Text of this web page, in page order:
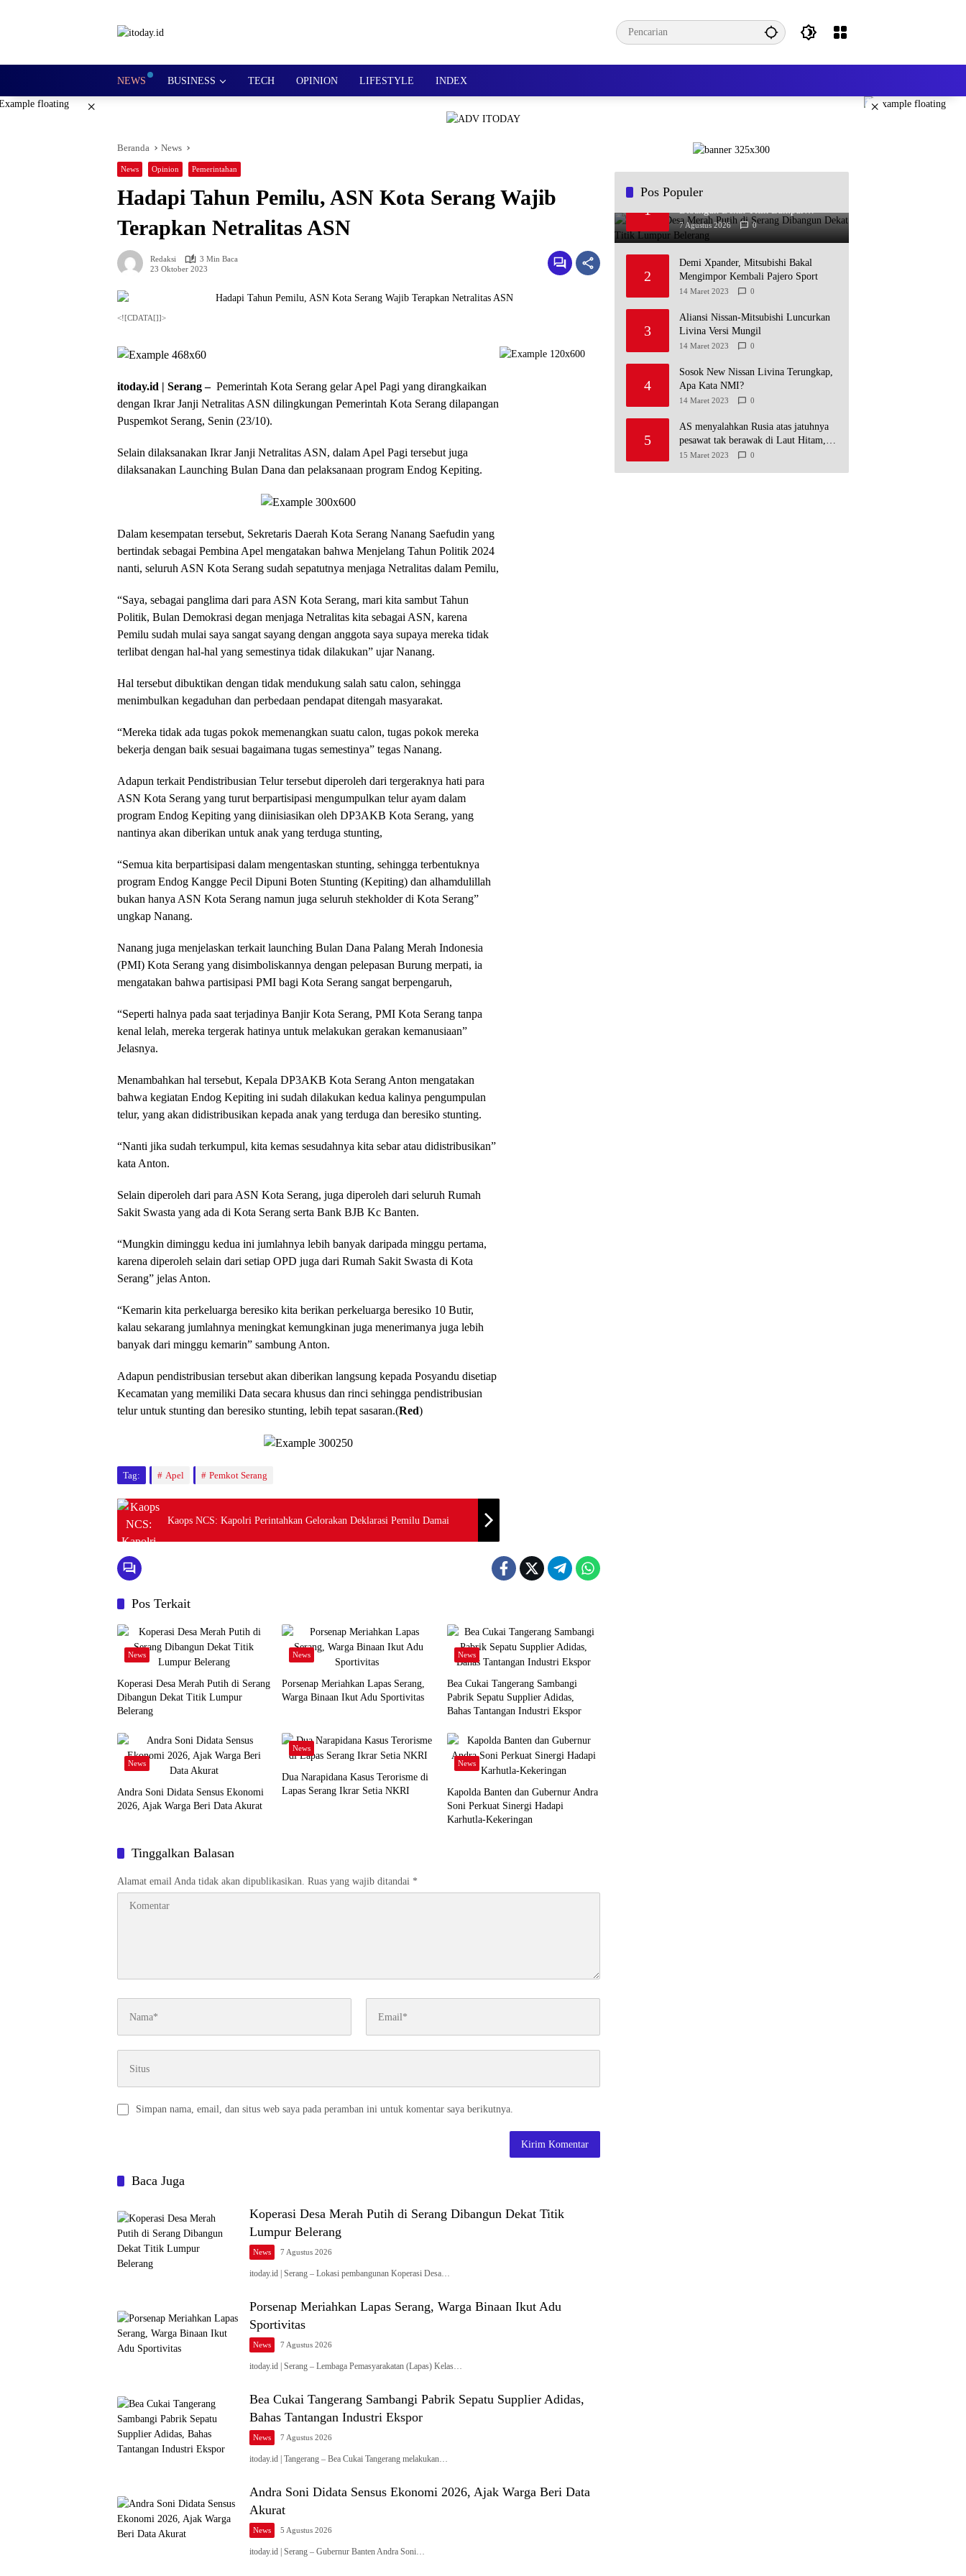
NEWS BUSINESS TECH OPINION LIFESTYLE INDEX
× ×
Beranda News
News Opinion Pemerintahan
Hadapi Tahun Pemilu, ASN Kota Serang Wajib
Terapkan Netralitas ASN
Redaksi
3 Min Baca
23 Oktober 2023
<![CDATA[]]>
itoday.id | Serang – Pemerintah Kota Serang gelar Apel Pagi yang dirangkaikan
dengan Ikrar Janji Netralitas ASN dilingkungan Pemerintah Kota Serang dilapangan
Puspemkot Serang, Senin (23/10).
Selain dilaksanakan Ikrar Janji Netralitas ASN, dalam Apel Pagi tersebut juga
dilaksanakan Launching Bulan Dana dan pelaksanaan program Endog Kepiting.
Dalam kesempatan tersebut, Sekretaris Daerah Kota Serang Nanang Saefudin yang
bertindak sebagai Pembina Apel mengatakan bahwa Menjelang Tahun Politik 2024
nanti, seluruh ASN Kota Serang sudah sepatutnya menjaga Netralitas dalam Pemilu,
“Saya, sebagai panglima dari para ASN Kota Serang, mari kita sambut Tahun
Politik, Bulan Demokrasi degan menjaga Netralitas kita sebagai ASN, karena
Pemilu sudah mulai saya sangat sayang dengan anggota saya supaya mereka tidak
terlibat dengan hal-hal yang semestinya tidak dilakukan” ujar Nanang.
Hal tersebut dibuktikan dengan tidak mendukung salah satu calon, sehingga
menimbulkan kegaduhan dan perbedaan pendapat ditengah masyarakat.
“Mereka tidak ada tugas pokok memenangkan suatu calon, tugas pokok mereka
bekerja dengan baik sesuai bagaimana tugas semestinya” tegas Nanang.
Adapun terkait Pendistribusian Telur tersebut diperoleh dari tergeraknya hati para
ASN Kota Serang yang turut berpartisipasi mengumpulkan telur ayam dalam
program Endog Kepiting yang diinisiasikan oleh DP3AKB Kota Serang, yang
nantinya akan diberikan untuk anak yang terduga stunting,
“Semua kita berpartisipasi dalam mengentaskan stunting, sehingga terbentuknya
program Endog Kangge Pecil Dipuni Boten Stunting (Kepiting) dan alhamdulillah
bukan hanya ASN Kota Serang namun juga seluruh stekholder di Kota Serang”
ungkap Nanang.
Nanang juga menjelaskan terkait launching Bulan Dana Palang Merah Indonesia
(PMI) Kota Serang yang disimboliskannya dengan pelepasan Burung merpati, ia
mengatakan bahwa partisipasi PMI bagi Kota Serang sangat berpengaruh,
“Seperti halnya pada saat terjadinya Banjir Kota Serang, PMI Kota Serang tanpa
kenal lelah, mereka tergerak hatinya untuk melakukan gerakan kemanusiaan”
Jelasnya.
Menambahkan hal tersebut, Kepala DP3AKB Kota Serang Anton mengatakan
bahwa kegiatan Endog Kepiting ini sudah dilakukan kedua kalinya pengumpulan
telur, yang akan didistribusikan kepada anak yang terduga dan beresiko stunting.
“Nanti jika sudah terkumpul, kita kemas sesudahnya kita sebar atau didistribusikan”
kata Anton.
Selain diperoleh dari para ASN Kota Serang, juga diperoleh dari seluruh Rumah
Sakit Swasta yang ada di Kota Serang serta Bank BJB Kc Banten.
“Mungkin diminggu kedua ini jumlahnya lebih banyak daripada minggu pertama,
karena diperoleh selain dari setiap OPD juga dari Rumah Sakit Swasta di Kota
Serang” jelas Anton.
“Kemarin kita perkeluarga beresiko kita berikan perkeluarga beresiko 10 Butir,
kalau sekarang jumlahnya meningkat kemungkinan juga menerimanya juga lebih
banyak dari minggu kemarin” sambung Anton.
Adapun pendistribusian tersebut akan diberikan langsung kepada Posyandu disetiap
Kecamatan yang memiliki Data secara khusus dan rinci sehingga pendistribusian
telur untuk stunting dan beresiko stunting, lebih tepat sasaran.(Red)
Tag: Apel Pemkot Serang
Kaops NCS: Kapolri Perintahkan Gelorakan Deklarasi Pemilu Damai
Pos Terkait
News
Koperasi Desa Merah Putih di Serang
Dibangun Dekat Titik Lumpur
Belerang
News
Porsenap Meriahkan Lapas Serang,
Warga Binaan Ikut Adu Sportivitas
News
Bea Cukai Tangerang Sambangi
Pabrik Sepatu Supplier Adidas,
Bahas Tantangan Industri Ekspor
News
Andra Soni Didata Sensus Ekonomi
2026, Ajak Warga Beri Data Akurat
News
Dua Narapidana Kasus Terorisme di
Lapas Serang Ikrar Setia NKRI
News
Kapolda Banten dan Gubernur Andra
Soni Perkuat Sinergi Hadapi
Karhutla-Kekeringan
Tinggalkan Balasan
Alamat email Anda tidak akan dipublikasikan. Ruas yang wajib ditandai *
Simpan nama, email, dan situs web saya pada peramban ini untuk komentar saya berikutnya.
Baca Juga
Koperasi Desa Merah Putih di Serang Dibangun Dekat Titik
Lumpur Belerang
News 7 Agustus 2026
itoday.id | Serang – Lokasi pembangunan Koperasi Desa…
Porsenap Meriahkan Lapas Serang, Warga Binaan Ikut Adu
Sportivitas
News 7 Agustus 2026
itoday.id | Serang – Lembaga Pemasyarakatan (Lapas) Kelas…
Bea Cukai Tangerang Sambangi Pabrik Sepatu Supplier Adidas,
Bahas Tantangan Industri Ekspor
News 7 Agustus 2026
itoday.id | Tangerang – Bea Cukai Tangerang melakukan…
Andra Soni Didata Sensus Ekonomi 2026, Ajak Warga Beri Data
Akurat
News 5 Agustus 2026
itoday.id | Serang – Gubernur Banten Andra Soni…
Pos Populer
1
Koperasi Desa Merah Putih di Serang
Belerang
7 Agustus 2026 0
2
Demi Xpander, Mitsubishi Bakal
Mengimpor Kembali Pajero Sport
14 Maret 2023 0
3
Aliansi Nissan-Mitsubishi Luncurkan
Livina Versi Mungil
14 Maret 2023 0
4
Sosok New Nissan Livina Terungkap,
Apa Kata NMI?
14 Maret 2023 0
5
AS menyalahkan Rusia atas jatuhnya
pesawat tak berawak di Laut Hitam,
Moskow menyangkal
15 Maret 2023 0